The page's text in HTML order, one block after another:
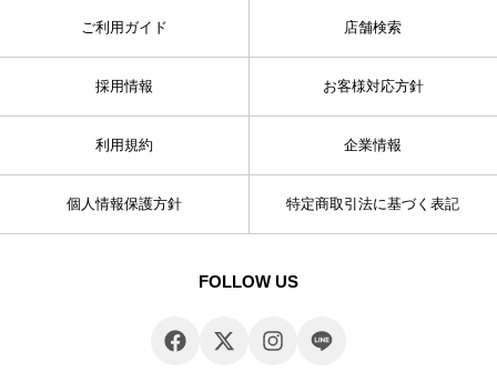
ご利用ガイド 店舗検索
採用情報 お客様対応方針
利用規約 企業情報
個人情報保護方針 特定商取引法に基づく表記
FOLLOW US